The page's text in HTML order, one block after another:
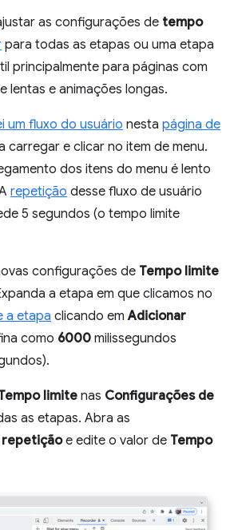
as configurações de tempo
para todas as etapas ou uma etapa
principalmente para páginas com
lentas e animações longas.
um fluxo do usuário nesta página de
carregar e clicar no item de menu.
dos itens do menu é lento
repetição desse fluxo de usuário
5 segundos (o tempo limite
configurações de Tempo limite
a etapa em que clicamos no
a etapa clicando emAdicionar
como 6000 milissegundos
limite nas Configurações de
as etapas. Abra as
repetiçãoe edite o valor de Tempo